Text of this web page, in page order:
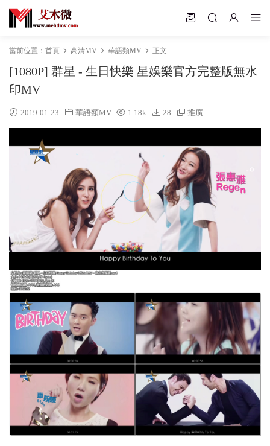
當前位置： 首頁 高清MV 華語類MV 正文
[1080P] 群星 - 生日快樂 星娛樂官方完整版無水
印MV
2019-01-23 華語類MV 1.18k 28 推廣